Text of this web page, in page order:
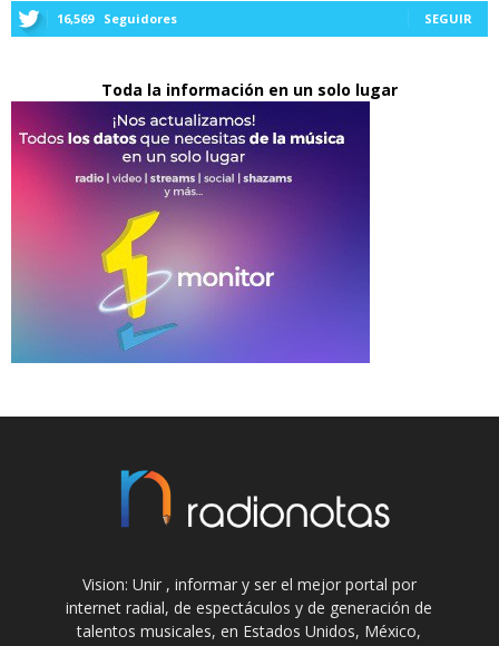
16,569 Seguidores SEGUIR
Toda la información en un solo lugar
Vision: Unir , informar y ser el mejor portal por
internet radial, de espectáculos y de generación de
talentos musicales, en Estados Unidos, México,